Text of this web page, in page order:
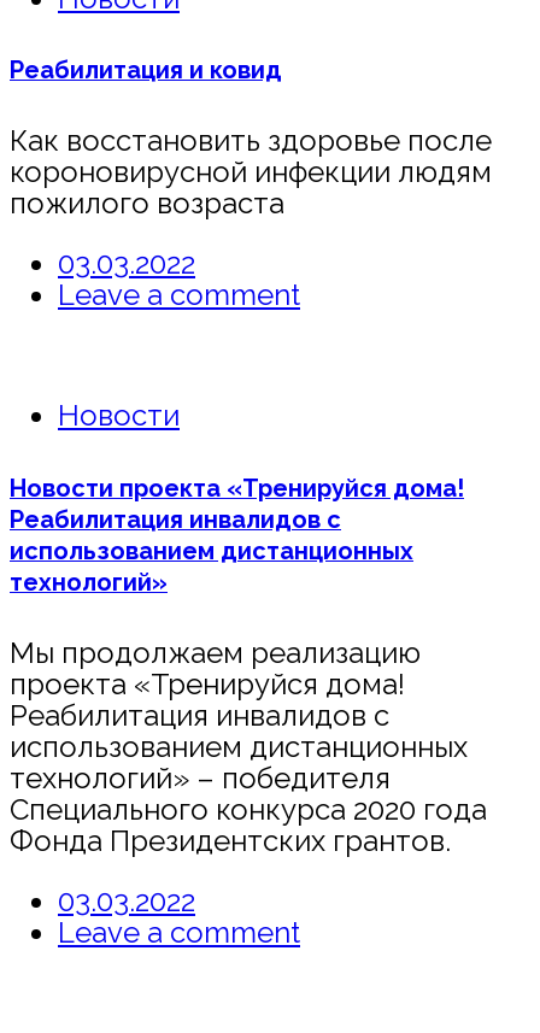
Реабилитация и ковид
Как восстановить здоровье после
короновирусной инфекции людям
пожилого возраста
03.03.2022
Leave a comment
Новости
Новости проекта «Тренируйся дома!
Реабилитация инвалидов с
использованием дистанционных
технологий»
Мы продолжаем реализацию
проекта «Тренируйся дома!
Реабилитация инвалидов с
использованием дистанционных
технологий» – победителя
Специального конкурса 2020 года
Фонда Президентских грантов.
03.03.2022
Leave a comment